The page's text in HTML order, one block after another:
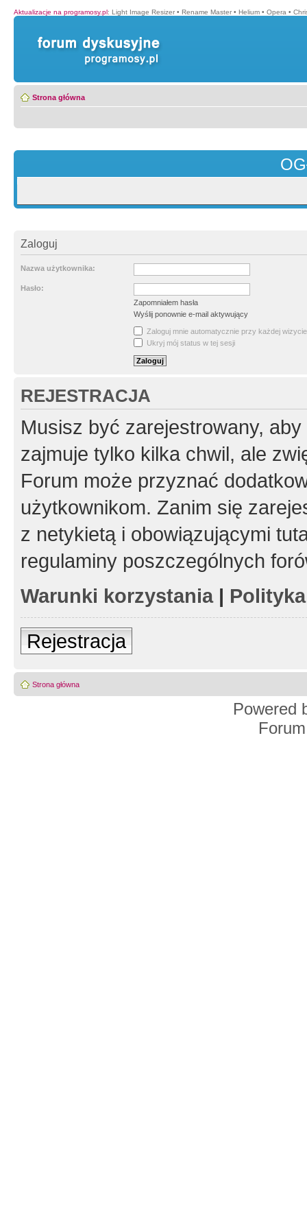
Aktualizacje na programosy.pl: Light Image Resizer • Rename Master • Helium • Opera •
Strona główna
Zaloguj
Nazwa użytkownika:
Hasło:
Zapomniałem hasła
Wyślij ponownie e-mail aktywujący
Zaloguj mnie automatycznie przy każdej wizycie
Ukryj mój status w tej sesji
REJESTRACJA
Musisz być zarejestrowany,
zajmuje tylko kilka chwil, ale
Forum może przyznać
użytkownikom. Zanim się
z netykietą i obowiązującymi
regulaminy poszczególnych
Warunki korzystania|
Rejestracja
Strona główna
Powered